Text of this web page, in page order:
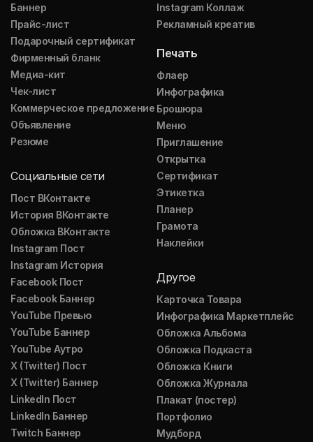
Баннер
Прайс-лист
Подарочный сертификат
Фирменный бланк
Медиа-кит
Чек-лист
Коммерческое предложение
Объявление
Резюме
Социальные сети
Пост ВКонтакте
История ВКонтакте
Обложка ВКонтакте
Instagram Пост
Instagram История
Facebook Пост
Facebook Баннер
YouTube Превью
YouTube Баннер
YouTube Аутро
X (Twitter) Пост
X (Twitter) Баннер
LinkedIn Пост
LinkedIn Баннер
Twitch Баннер
Instagram Коллаж
Рекламный креатив
Печать
Флаер
Инфографика
Брошюра
Меню
Приглашение
Открытка
Сертификат
Этикетка
Планер
Грамота
Наклейки
Другое
Карточка Товара
Инфографика Маркетплейс
Обложка Альбома
Обложка Подкаста
Обложка Книги
Обложка Журнала
Плакат (постер)
Портфолио
Мудборд